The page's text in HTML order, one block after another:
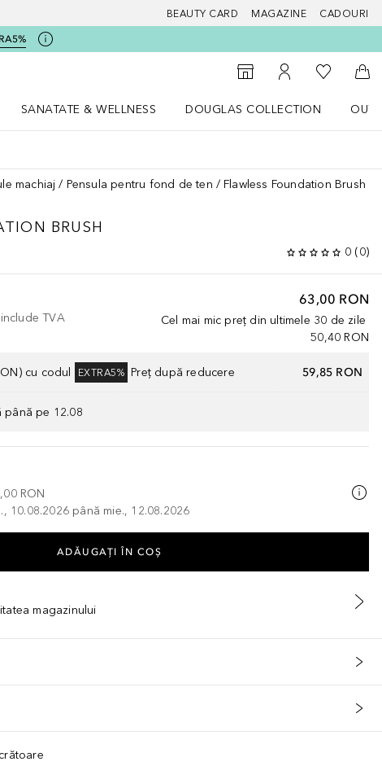
BEAUTY CARD MAGAZINE CADOURI
Douglas
Către Găsire magazin
Către Contul meu
Către
SANATATE & WELLNESS
DOUGLAS COLLECTION
machiaj Pensula pentru fond de ten Flawless Foundation Brush
BRUSH
0 (0)
63,00 RON
Cel mai mic preț din ultimele 30 de zile
50,40 RON
TVA
cu codul EXTRA5% Preț după reducere 59,85 RON
până pe 12.08
RON
10.08.2026 până mie., 12.08.2026
ADĂUGAȚI ÎN COŞ
magazinului